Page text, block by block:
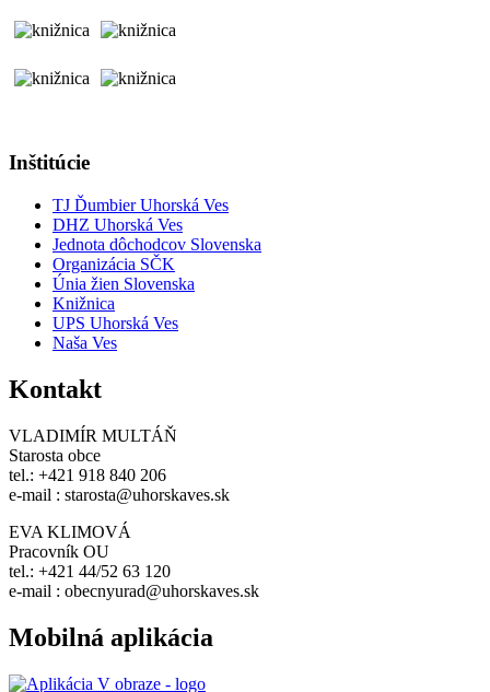
Inštitúcie
TJ Ďumbier Uhorská Ves
DHZ Uhorská Ves
Jednota dôchodcov Slovenska
Organizácia SČK
Únia žien Slovenska
Knižnica
UPS Uhorská Ves
Naša Ves
Kontakt
VLADIMÍR MULTÁŇ
Starosta obce
tel.: +421 918 840 206
e-mail : starosta@uhorskaves.sk
EVA KLIMOVÁ
Pracovník OU
tel.: +421 44/52 63 120
e-mail : obecnyurad@uhorskaves.sk
Mobilná aplikácia